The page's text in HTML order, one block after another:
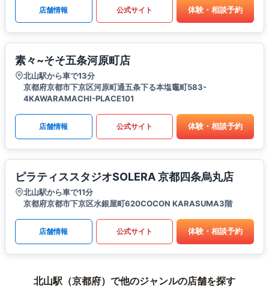
店舗情報 公式サイト 体験・相談予約
素々~そそ五条河原町店
北山駅から車で13分
京都府京都市下京区河原町通五条下る本塩竈町583-
4KAWARAMACHI-PLACE101
店舗情報 公式サイト 体験・相談予約
ピラティススタジオSOLERA 京都四条烏丸店
北山駅から車で11分
京都府京都市下京区水銀屋町620COCON KARASUMA3階
店舗情報 公式サイト 体験・相談予約
北山駅（京都府）で他のジャンルの店舗を探す